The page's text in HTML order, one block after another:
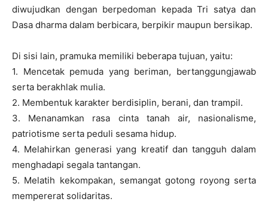
diwujudkan dengan berpedoman kepada Tri satya dan
Dasa dharma dalam berbicara, berpikir maupun bersikap.
Di sisi lain, pramuka memiliki beberapa tujuan, yaitu:
1. Mencetak pemuda yang beriman, bertanggungjawab
serta berakhlak mulia.
2. Membentuk karakter berdisiplin, berani, dan trampil.
3. Menanamkan rasa cinta tanah air, nasionalisme,
patriotisme serta peduli sesama hidup.
4. Melahirkan generasi yang kreatif dan tangguh dalam
menghadapi segala tantangan.
5. Melatih kekompakan, semangat gotong royong serta
mempererat solidaritas.